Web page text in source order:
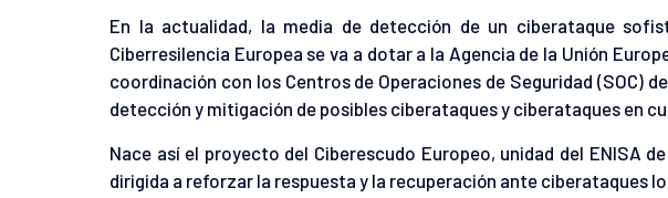
En la actualidad, la media de detección de un ciberataque
Ciberresilencia Europea se va a dotar a la Agencia de la Unión
coordinación con los Centros de Operaciones de Seguridad (SOC)
detección y mitigación de posibles ciberataques y ciberataques en
Nace así el proyecto del Ciberescudo Europeo, unidad del ENISA
dirigida a reforzar la respuesta y la recuperación ante ciberataques